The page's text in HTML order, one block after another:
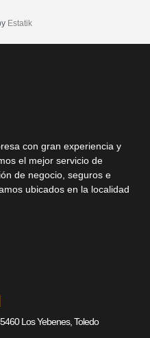
Estatik
con gran experiencia y
el mejor servicio de
de negocio, seguros e
ubicados en la localidad
Los Yebenes, Toledo